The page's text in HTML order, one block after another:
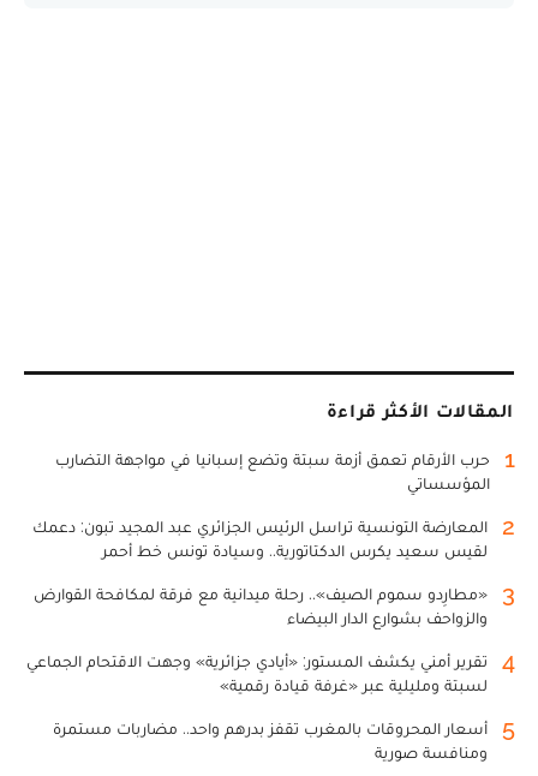
المقالات الأكثر قراءة
1
حرب الأرقام تعمق أزمة سبتة وتضع إسبانيا في مواجهة التضارب
المؤسساتي
2
المعارضة التونسية تراسل الرئيس الجزائري عبد المجيد تبون: دعمك
لقيس سعيد يكرس الدكتاتورية.. وسيادة تونس خط أحمر
3
«مطارِدو سموم الصيف».. رحلة ميدانية مع فرقة لمكافحة القوارض
والزواحف بشوارع الدار البيضاء
4
تقرير أمني يكشف المستور: «أيادي جزائرية» وجهت الاقتحام الجماعي
لسبتة ومليلية عبر «غرفة قيادة رقمية»
5
أسعار المحروقات بالمغرب تقفز بدرهم واحد.. مضاربات مستمرة
ومنافسة صورية